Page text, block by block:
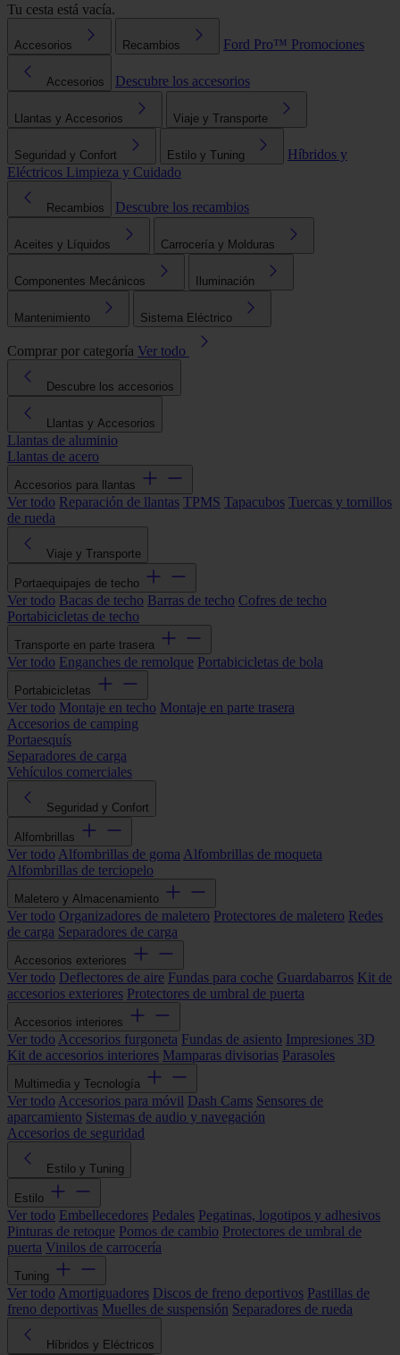
Tu cesta está vacía.
Accesorios Recambios Ford Pro™ Promociones
Accesorios Descubre los accesorios
Llantas y Accesorios Viaje y Transporte
Seguridad y Confort Estilo y Tuning
Híbridos y
Eléctricos Limpieza y Cuidado
Recambios Descubre los recambios
Aceites y Líquidos Carrocería y Molduras
Componentes Mecánicos Iluminación
Mantenimiento Sistema Eléctrico
Comprar por categoría Ver todo
Descubre los accesorios
Llantas y Accesorios
Llantas de aluminio
Llantas de acero
Accesorios para llantas
Ver todo Reparación de llantas TPMS Tapacubos Tuercas y tornillos
de rueda
Viaje y Transporte
Portaequipajes de techo
Ver todo Bacas de techo Barras de techo Cofres de techo
Portabicicletas de techo
Transporte en parte trasera
Ver todo Enganches de remolque Portabicicletas de bola
Portabicicletas
Ver todo Montaje en techo Montaje en parte trasera
Accesorios de camping
Portaesquís
Separadores de carga
Vehículos comerciales
Seguridad y Confort
Alfombrillas
Ver todo Alfombrillas de goma Alfombrillas de moqueta
Alfombrillas de terciopelo
Maletero y Almacenamiento
Ver todo Organizadores de maletero Protectores de maletero Redes
de carga Separadores de carga
Accesorios exteriores
Ver todo Deflectores de aire Fundas para coche Guardabarros Kit de
accesorios exteriores Protectores de umbral de puerta
Accesorios interiores
Ver todo Accesorios furgoneta Fundas de asiento Impresiones 3D
Kit de accesorios interiores Mamparas divisorias Parasoles
Multimedia y Tecnología
Ver todo Accesorios para móvil Dash Cams Sensores de
aparcamiento Sistemas de audio y navegación
Accesorios de seguridad
Estilo y Tuning
Estilo
Ver todo Embellecedores Pedales Pegatinas, logotipos y adhesivos
Pinturas de retoque Pomos de cambio Protectores de umbral de
puerta Vinilos de carrocería
Tuning
Ver todo Amortiguadores Discos de freno deportivos Pastillas de
freno deportivas Muelles de suspensión Separadores de rueda
Híbridos y Eléctricos